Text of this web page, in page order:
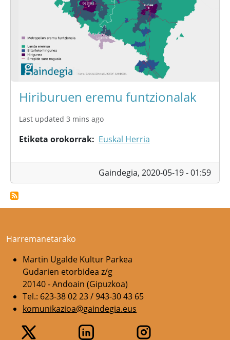
Hiriburuen eremu funtzionalak
Last updated 3 mins ago
Etiketa orokorrak Euskal Herria
Gaindegia, 2020-05-19 - 01:59
Harremanetarako
Martin Ugalde Kultur Parkea
Gudarien etorbidea z/g
20140 - Andoain (Gipuzkoa)
Tel.: 623-38 02 23 / 943-30 43 65
komunikazioa@gaindegia.eus